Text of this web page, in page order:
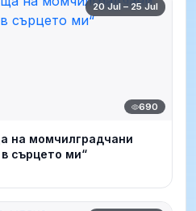
20 Jul – 25 Jul
690
на момчилградчани
сърцето ми“